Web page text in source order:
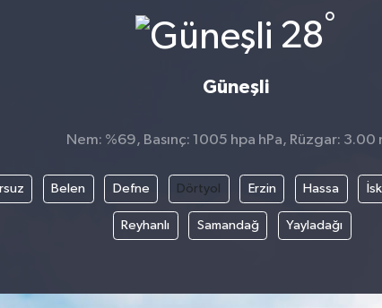
28°
Güneşli
Nem: %69, Basınç: 1005 hpa hPa, Rüzgar: 3.00
Belen Defne Dörtyol Erzin Hassa
Reyhanlı Samandağ Yayladağı